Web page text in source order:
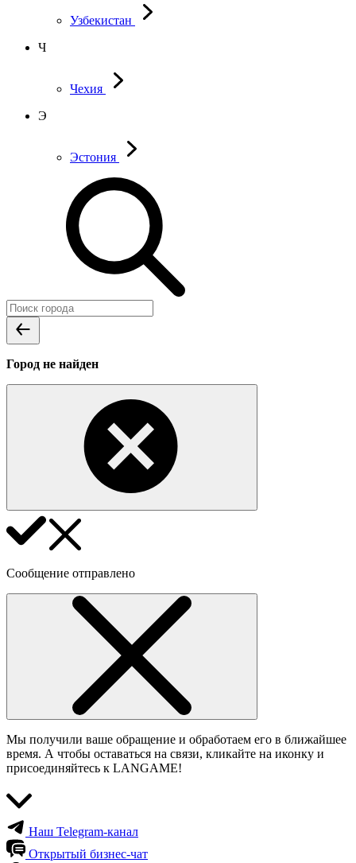
Узбекистан
Ч
Чехия
Э
Эстония
Город не найден
Сообщение отправлено
Мы получили ваше обращение и обработаем его в ближайшее
время. А чтобы оставаться на связи, кликайте на иконку и
присоединяйтесь к LANGAME!
Наш Telegram-канал
Открытый бизнес-чат